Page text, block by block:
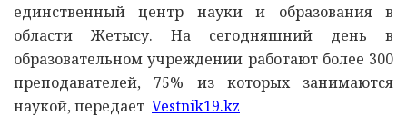
единственный центр науки и образования в
области Жетысу. На сегодняшний день в
образовательном учреждении работают более 300
преподавателей, 75% из которых занимаются
наукой, передает Vestnik19.kz